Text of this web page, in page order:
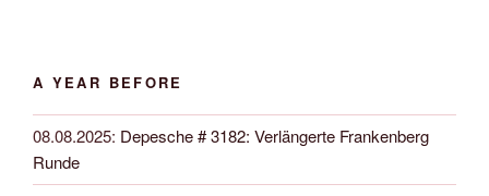
A YEAR BEFORE
08.08.2025: Depesche # 3182: Verlängerte Frankenberg
Runde